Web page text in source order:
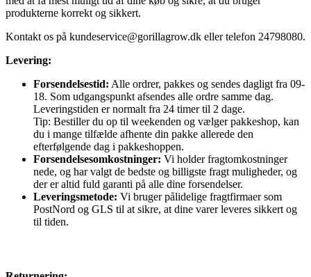
produkterne korrekt og sikkert.
Kontakt os på kundeservice@gorillagrow.dk eller telefon 24798080.
Levering:
Forsendelsestid: Alle ordrer, pakkes og sendes dagligt fra 09-
18. Som udgangspunkt afsendes alle ordre samme dag.
Leveringstiden er normalt fra 24 timer til 2 dage.
Tip: Bestiller du op til weekenden og vælger pakkeshop, kan
du i mange tilfælde afhente din pakke allerede den
efterfølgende dag i pakkeshoppen.
Forsendelsesomkostninger: Vi holder fragtomkostninger
nede, og har valgt de bedste og billigste fragt muligheder, og
der er altid fuld garanti på alle dine forsendelser.
Leveringsmetode: Vi bruger pålidelige fragtfirmaer som
PostNord og GLS til at sikre, at dine varer leveres sikkert og
til tiden.